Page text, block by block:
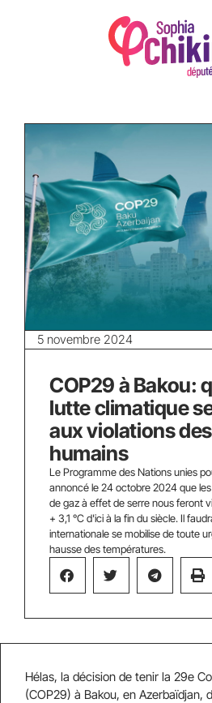
5 novembre 2024
COP29 à Bakou:
lutte climatique
aux violations
humains
Le Programme des Nations unies
annoncé le 24 octobre 2024 que
de gaz à effet de serre nous feront
+ 3,1 °C d'ici à la fin du siècle. Il
internationale se mobilise de toute
hausse des températures.
Hélas, la décision de tenir la 29e
(COP29) à Bakou, en Azerbaïdjan,